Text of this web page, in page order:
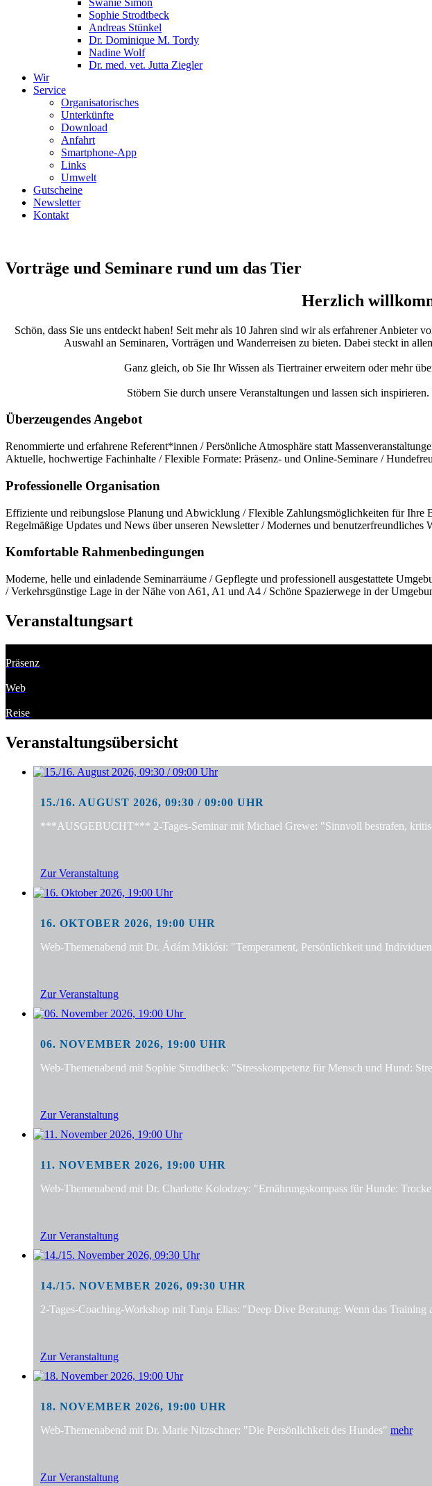
Swanie Simon
Sophie Strodtbeck
Andreas Stünkel
Dr. Dominique M. Tordy
Nadine Wolf
Dr. med. vet. Jutta Ziegler
Wir
Service
Organisatorisches
Unterkünfte
Download
Anfahrt
Smartphone-App
Links
Umwelt
Gutscheine
Newsletter
Kontakt
Vorträge und Seminare rund um das Tier
Herzlich
Schön, dass Sie uns entdeckt haben! Seit mehr als 10 Jahren sind wir als erfahrener Anbieter
Auswahl an Seminaren, Vorträgen und Wanderreisen zu bieten. Dabei steckt in
Ganz gleich, ob Sie Ihr Wissen als Tiertrainer erweitern oder mehr
Stöbern Sie durch unsere Veranstaltungen und lassen sich
Überzeugendes Angebot
Renommierte und erfahrene Referent*innen / Persönliche Atmosphäre statt
Aktuelle, hochwertige Fachinhalte / Flexible Formate: Präsenz- und Online-Seminare /
Professionelle Organisation
Effiziente und reibungslose Planung und Abwicklung / Flexible Zahlungsmöglichkeiten für
Regelmäßige Updates und News über unseren Newsletter / Modernes und benutzerfreundliches
Komfortable Rahmenbedingungen
Moderne, helle und einladende Seminarräume / Gepflegte und professionell ausgestattete
/ Verkehrsgünstige Lage in der Nähe von A61, A1 und A4 / Schöne Spazierwege in der
Veranstaltungsart
Präsenz
Web
Reise
Veranstaltungsübersicht
15./16. AUGUST 2026, 09:30 / 09:00 UHR
***AUSGEBUCHT*** 2-Tages-Seminar mit Michael Grewe: "Sinnvoll bestrafen,
Zur Veranstaltung
16. OKTOBER 2026, 19:00 UHR
Web-Themenabend mit Dr. Ádám Miklósi: "Temperament, Persönlichkeit und
Zur Veranstaltung
06. NOVEMBER 2026, 19:00 UHR
Web-Themenabend mit Sophie Strodtbeck: "Stresskompetenz für Mensch und Hund:
Zur Veranstaltung
11. NOVEMBER 2026, 19:00 UHR
Web-Themenabend mit Dr. Charlotte Kolodzey: "Ernährungskompass für Hunde:
Zur Veranstaltung
14./15. NOVEMBER 2026, 09:30 UHR
2-Tages-Coaching-Workshop mit Tanja Elias: "Deep Dive Beratung: Wenn das
Zur Veranstaltung
18. NOVEMBER 2026, 19:00 UHR
Web-Themenabend mit Dr. Marie Nitzschner: "Die Persönlichkeit des Hundes" mehr
Zur Veranstaltung